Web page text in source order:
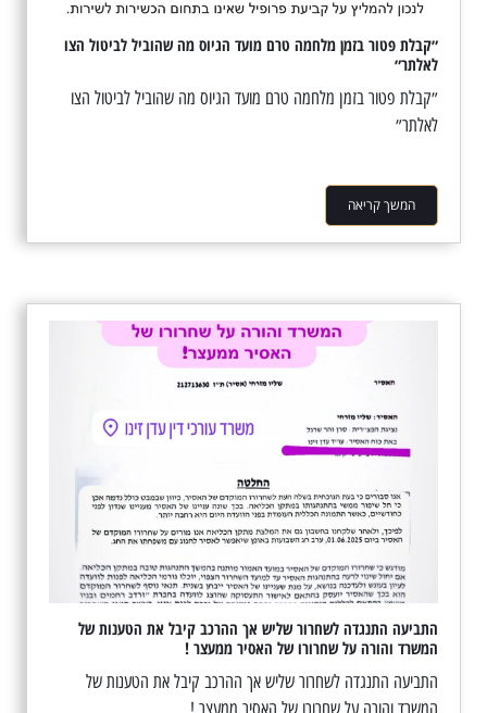
״קבלת פטור בזמן מלחמה טרם מועד הגיוס מה שהוביל לביטול הצו
לאלתר״
״קבלת פטור בזמן מלחמה טרם מועד הגיוס מה שהוביל לביטול הצו
לאלתר״
המשך קריאה
התביעה התנגדה לשחרור שליש אך ההרכב קיבל את הטענות של
המשרד והורה על שחרורו של האסיר ממעצר !
התביעה התנגדה לשחרור שליש אך ההרכב קיבל את הטענות של
המשרד והורה על שחרורו של האסיר ממעצר !